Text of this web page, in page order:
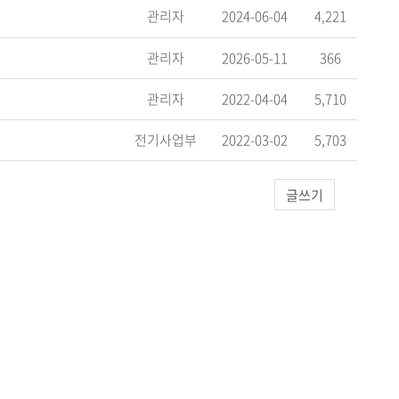
관리자 2024-06-04 4,221
관리자 2026-05-11 366
관리자 2022-04-04 5,710
전기사업부 2022-03-02 5,703
글쓰기